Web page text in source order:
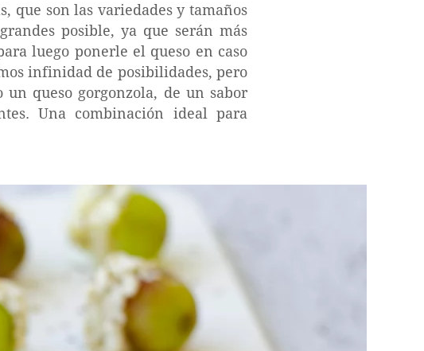
que son las variedades y tamaños
posible, ya que serán más
luego ponerle el queso en caso
infinidad de posibilidades, pero
un queso gorgonzola, de un sabor
Una combinación ideal para